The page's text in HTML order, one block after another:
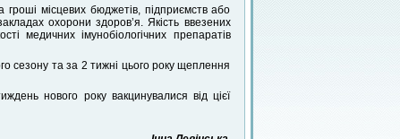
місцевих бюджетів, підприємств або
охорони здоров’я. Якість ввезених
медичних імунобіологічних препаратів
сезону та за 2 тижні цього року щеплення
нового року вакцинувалися від цієї